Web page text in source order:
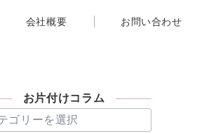
会社概要 お問い合わせ
お片付けコラム